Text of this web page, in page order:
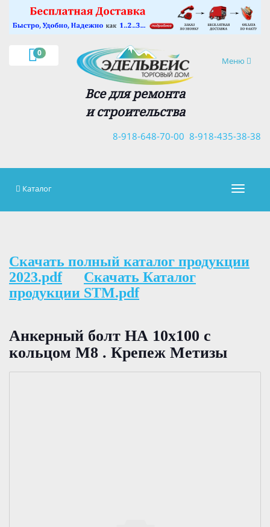
0
Навигация
Меню
Все для ремонта
и строительства
8-918-435-38-38
8-918-648-70-00
×
Каталог
Скачать полный каталог продукции
2023.pdf
Скачать Каталог
продукции STM.pdf
Анкерный бoлт HА 10х100 с
кольцом М8 . Крепеж Метизы